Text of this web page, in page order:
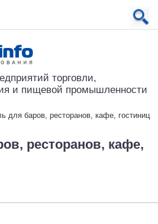
торговли,
и пищевой промышленности
для баров, ресторанов, кафе, гостиниц
ресторанов, кафе,